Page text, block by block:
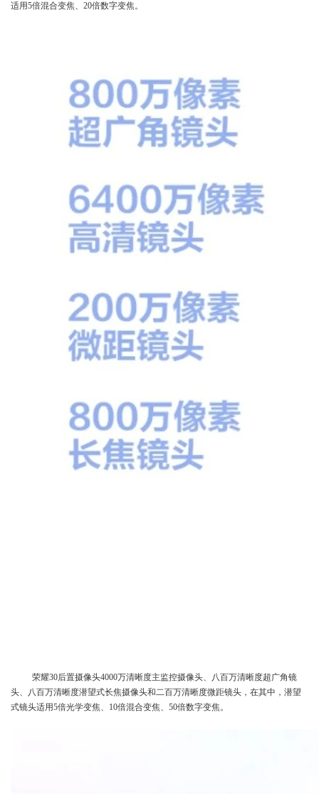
适用5倍混合变焦、20倍数字变焦。
荣耀30后置摄像头4000万清晰度主监控摄像头、八百万清晰度超广角镜
头、八百万清晰度潜望式长焦摄像头和二百万清晰度微距镜头，在其中，潜望
式镜头适用5倍光学变焦、10倍混合变焦、50倍数字变焦。